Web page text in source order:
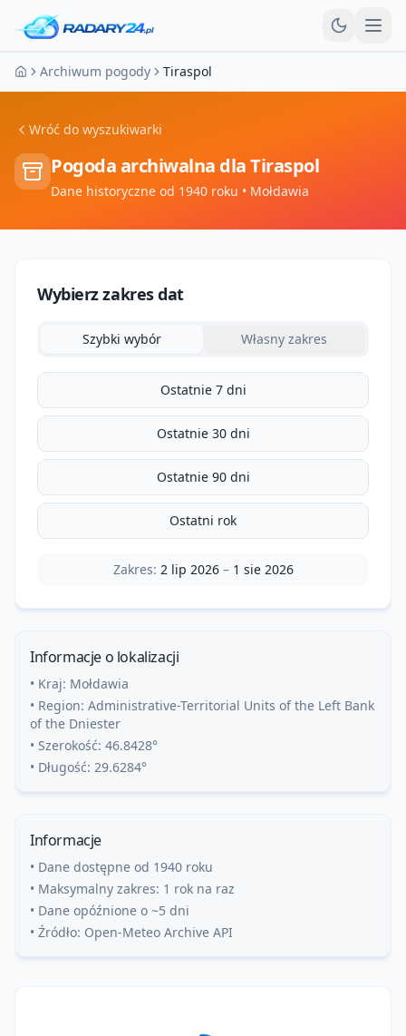
Strona główna
Archiwum pogody Tiraspol
Wróć do wyszukiwarki
Pogoda archiwalna dlaTiraspol
Dane historyczne od 1940 roku • Mołdawia
Wybierz zakres dat
Szybki wybór Własny zakres
Ostatnie 7 dni
Ostatnie 30 dni
Ostatnie 90 dni
Ostatni rok
Zakres: 2 lip 2026– 1 sie 2026
Informacje o lokalizacji
• Kraj: Mołdawia
• Region: Administrative-Territorial Units of the Left Bank
of the Dniester
• Szerokość: 46.8428°
• Długość: 29.6284°
Informacje
• Dane dostępne od 1940 roku
• Maksymalny zakres: 1 rok na raz
• Dane opóźnione o ~5 dni
• Źródło: Open-Meteo Archive API